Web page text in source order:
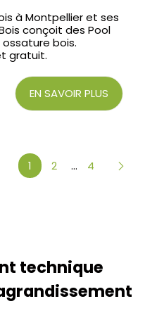
à Montpellier et ses
conçoit des Pool
bois.
gratuit.
EN SAVOIR PLUS
1 2 ... 4
technique